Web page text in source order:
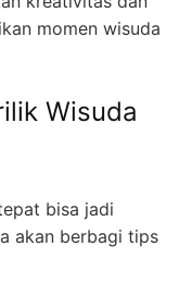
momen wisuda
Wisuda
bisa jadi
akan berbagi tips